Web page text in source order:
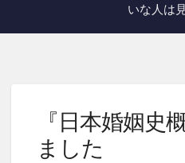
いな人は
『日本婚姻史
ました